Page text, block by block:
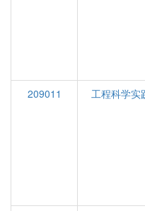
209011
工程科学实